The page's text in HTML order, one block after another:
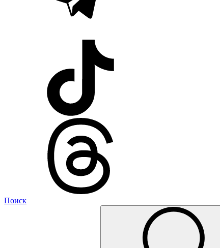
Поиск